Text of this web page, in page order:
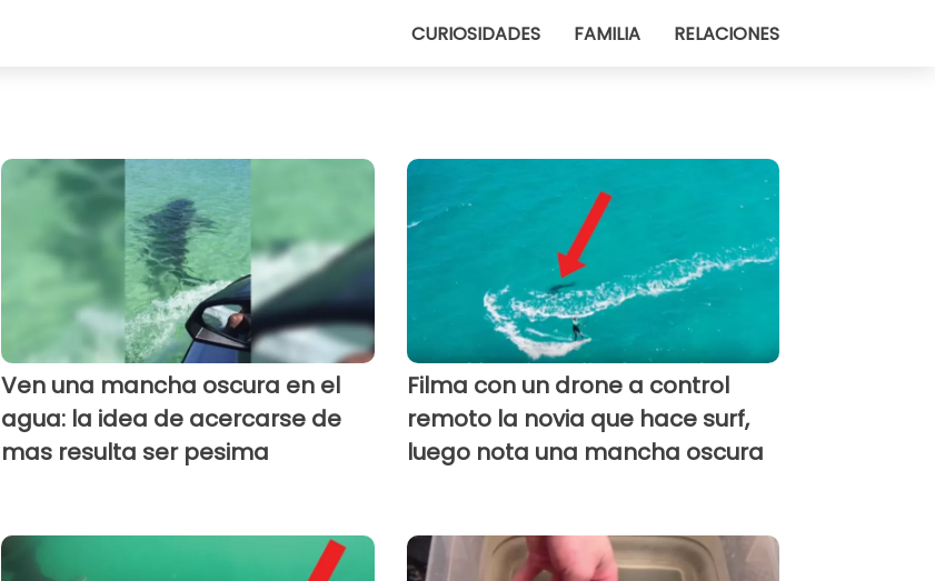
CURIOSIDADES FAMILIA RELACIONES
Ven una mancha oscura en el
agua: la idea de acercarse de
mas resulta ser pesima
Filma con un drone a control
remoto la novia que hace surf,
luego nota una mancha oscura